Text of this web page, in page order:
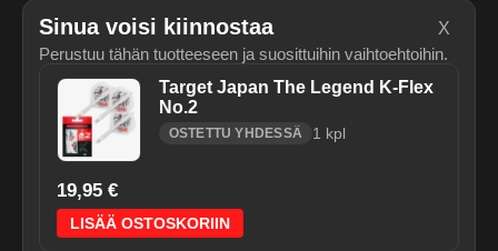
Sinua voisi kiinnostaa
Perustuu tähän tuotteeseen ja suosittuihin vaihtoehtoihin.
X
Target Japan The Legend K-Flex
No.2
OSTETTU YHDESSÄ 1 kpl
19,95 €
LISÄÄ OSTOSKORIIN